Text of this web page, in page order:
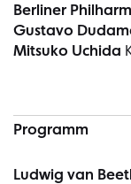
Berliner
Gustavo
Mitsuko Uchida
Programm
Ludwig van